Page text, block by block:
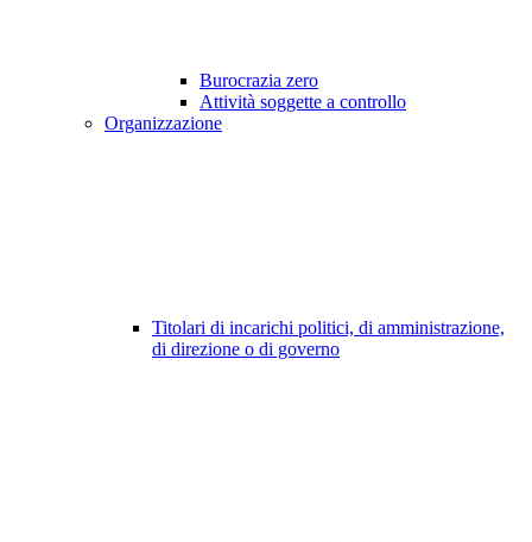
Burocrazia zero
Attività soggette a controllo
Organizzazione
Titolari di incarichi politici, di amministrazione,
di direzione o di governo